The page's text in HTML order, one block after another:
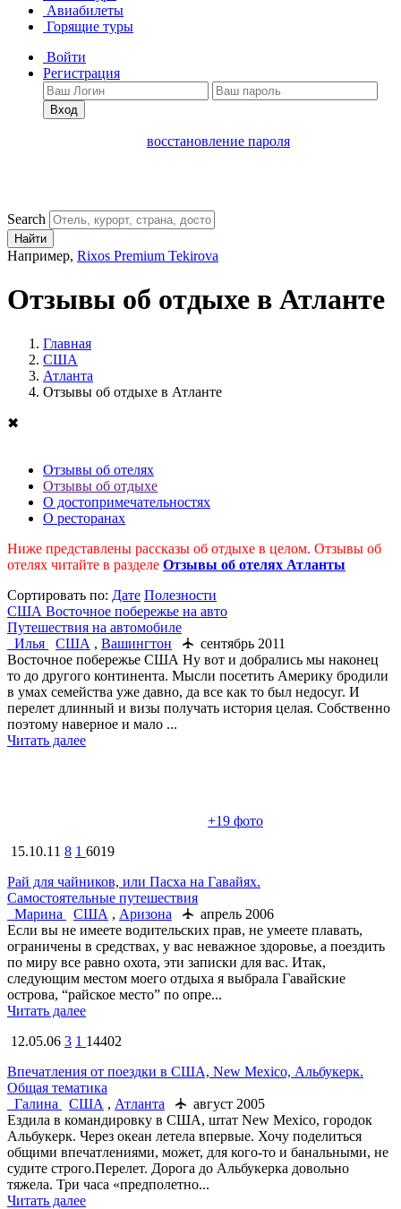
Авиабилеты
Горящие туры
Войти
Регистрация
Вход
восстановление пароля
Search
Найти
Например, Rixos Premium Tekirova
Отзывы об отдыхе в Атланте
Главная
США
Атланта
Отзывы об отдыхе в Атланте
✖
Отзывы об отелях
Отзывы об отдыхе
О достопримечательностях
О ресторанах
Ниже представлены рассказы об отдыхе в целом. Отзывы об
отелях читайте в разделе Отзывы об отелях Атланты
Cортировать по: Дате Полезности
США Восточное побережье на авто
Путешествия на автомобиле
Илья
США , Вашингтон
сентябрь 2011
Восточное побережье США Ну вот и добрались мы наконец
то до другого континента. Мысли посетить Америку бродили
в умах семейства уже давно, да все как то был недосуг. И
перелет длинный и визы получать история целая. Собственно
поэтому наверное и мало ...
Читать далее
+19 фото
15.10.11 8 1 6019
Рай для чайников, или Пасха на Гавайях.
Самостоятельные путешествия
Марина
США , Аризона
апрель 2006
Если вы не имеете водительских прав, не умеете плавать,
ограничены в средствах, у вас неважное здоровье, а поездить
по миру все равно охота, эти записки для вас. Итак,
cледующим местом моего отдыха я выбрала Гавайские
острова, “райское место” по опре...
Читать далее
12.05.06 3 1 14402
Впечатления от поездки в США, New Mexico, Альбукерк.
Общая тематика
Галина
США , Атланта
август 2005
Ездила в командировку в США, штат New Mexico, городок
Альбукерк. Через океан летела впервые. Хочу поделиться
общими впечатлениями, может, для кого-то и банальными, не
судите строго.Перелет. Дорога до Альбукерка довольно
тяжела. Три часа «предполетно...
Читать далее